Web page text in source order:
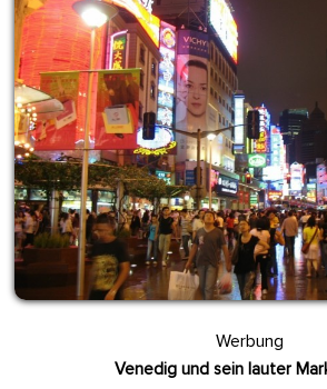
Werbung
Venedig und sein lauter